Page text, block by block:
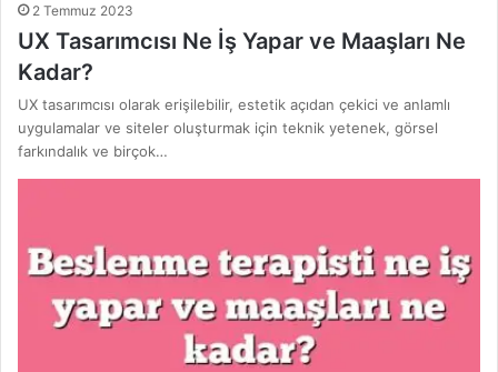
2 Temmuz 2023
UX Tasarımcısı Ne İş Yapar ve Maaşları Ne
Kadar?
UX tasarımcısı olarak erişilebilir, estetik açıdan çekici ve anlamlı
uygulamalar ve siteler oluşturmak için teknik yetenek, görsel
farkındalık ve birçok…